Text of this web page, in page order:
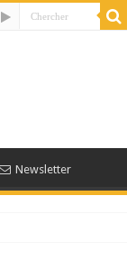
Newsletter